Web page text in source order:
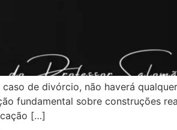
de divórcio, não haverá
fundamental sobre construções
[…]